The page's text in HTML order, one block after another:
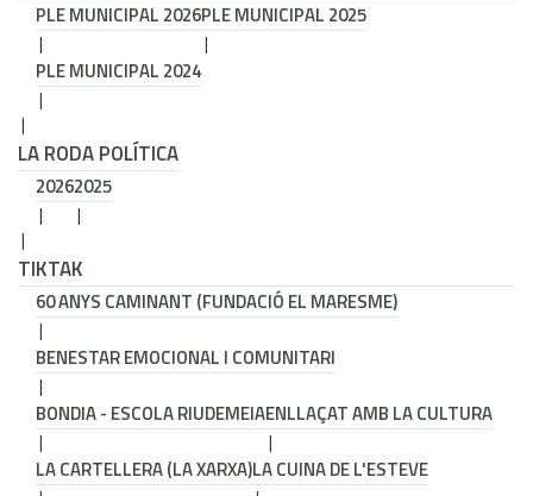
PLE MUNICIPAL 2026PLE MUNICIPAL 2025
PLE MUNICIPAL 2024
LA RODA POLÍTICA
20262025
TIKTAK
60 ANYS CAMINANT (FUNDACIÓ EL MARESME)
BENESTAR EMOCIONAL I COMUNITARI
BONDIA - ESCOLA RIUDEMEIAENLLAÇAT AMB LA CULTURA
LA CARTELLERA (LA XARXA)LA CUINA DE L'ESTEVE